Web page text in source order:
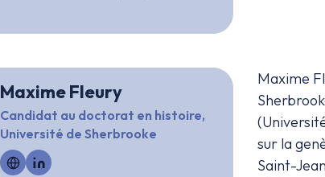
Maxime Fleury
Candidat au doctorat en histoire,
Université de Sherbrooke
Maxime
sur la
Saint-